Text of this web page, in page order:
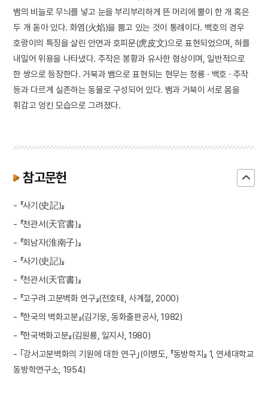
뱀의 비늘로 무늬를 넣고 눈을 부리부리하게 뜬 머리에 뿔이 한 개 혹은
두 개 돋아 있다. 화염(火焰)을 뿜고 있는 것이 통례이다. 백호의 경우
호랑이의 특징을 살린 안면과 호피문(虎皮文)으로 표현되었으며, 혀를
내밀어 위용을 나타냈다. 주작은 봉황과 유사한 형상이며, 일반적으로
한 쌍으로 등장한다. 거북과 뱀으로 표현되는 현무는 청룡 · 백호 · 주작
등과 다르게 실존하는 동물로 구성되어 있다. 뱀과 거북이 서로 몸을
휘감고 엉킨 모습으로 그려졌다.
참고문헌
- 『사기(史記)』
- 『천관서(天官書)』
- 『회남자(淮南子)』
- 『사기(史記)』
- 『천관서(天官書)』
- 『고구려 고분벽화 연구』(전호태, 사계절, 2000)
- 『한국의 벽화고분』(김기웅, 동화출판공사, 1982)
- 『한국벽화고분』(김원룡, 일지사, 1980)
- ｢강서고분벽화의 기원에 대한 연구｣(이병도, 『동방학지』 1, 연세대학교
동방학연구소, 1954)